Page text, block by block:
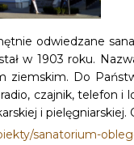
odwiedzane
w 1903 roku.
ziemskim. Do
czajnik,
i pielęgniarskiej.
sanatorium-